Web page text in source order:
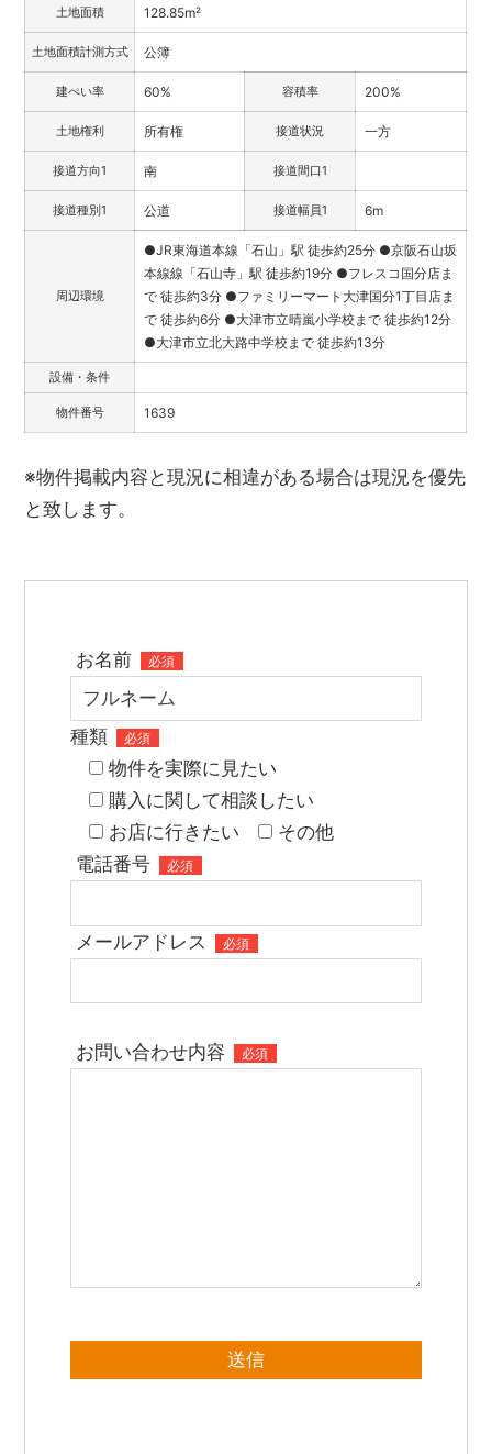
土地面積 128.85m²
土地面積計測方式 公簿
建ぺい率 60% 容積率 200%
土地権利 所有権 接道状況 一方
接道方向1 南 接道間口1
接道種別1 公道 接道幅員1 6m
周辺環境
●JR東海道本線「石山」駅 徒歩約25分 ●京阪石山坂
本線線「石山寺」駅 徒歩約19分 ●フレスコ国分店ま
で 徒歩約3分 ●ファミリーマート大津国分1丁目店ま
で 徒歩約6分 ●大津市立晴嵐小学校まで 徒歩約12分
●大津市立北大路中学校まで 徒歩約13分
設備・条件
物件番号 1639
※物件掲載内容と現況に相違がある場合は現況を優先
と致します。
お名前 必須
種類 必須
物件を実際に見たい
購入に関して相談したい
お店に行きたい
その他
電話番号
必須
メールアドレス 必須
お問い合わせ内容 必須